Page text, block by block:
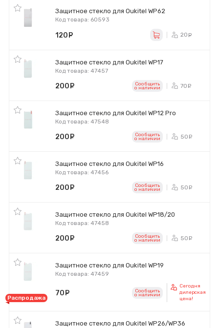
Защитное стекло для Oukitel WP62
Код товара: 60593
120 20
Защитное стекло для Oukitel WP17
Код товара: 47457
200 Сообщить
o наличии 70
Защитное стекло для Oukitel WP12 Pro
Код товара: 47548
200 Сообщить
o наличии 50
Защитное стекло для Oukitel WP16
Код товара: 47456
200 Сообщить
o наличии 50
Защитное стекло для Oukitel WP18/20
Код товара: 47458
200 Сообщить
o наличии 50
Защитное стекло для Oukitel WP19
Код товара: 47459
Распродажа
70 Сообщить
o наличии
Сегодня
дилерская
цена!
Защитное стекло для Oukitel WP26/WP36